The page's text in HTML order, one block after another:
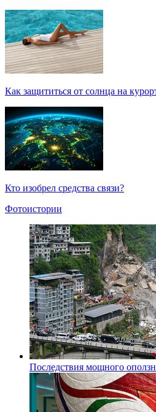
Как защититься от солнца на
Кто изобрел средства связи?
Фотоистории
Последствия мощного